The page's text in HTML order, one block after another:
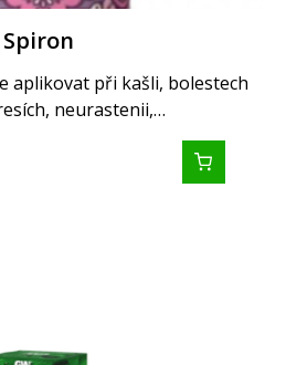
Spiron
aplikovat při kašli, bolestech
neurastenii,…